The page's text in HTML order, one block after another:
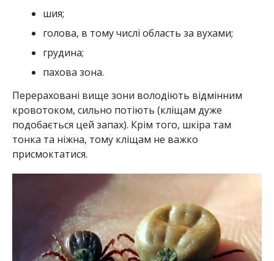
шия;
голова, в тому числі область за вухами;
грудина;
пахова зона.
Перераховані вище зони володіють відмінним
кровотоком, сильно потіють (кліщам дуже
подобається цей запах). Крім того, шкіра там
тонка та ніжна, тому кліщам не важко
присмоктатися.